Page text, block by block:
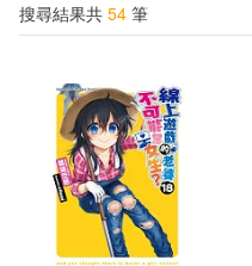
作者 (可複選)
聴猫芝居(53)
搜尋結果共 54 筆